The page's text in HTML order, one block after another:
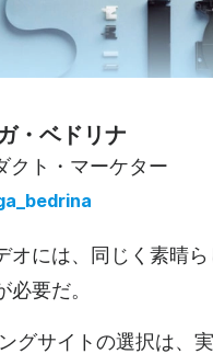
・ベドリナ
クト・マーケター
オには、同じく素晴ら
必要だ。
グサイトの選択は、